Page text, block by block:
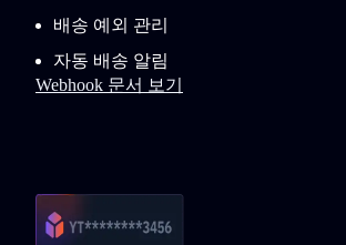
배송 예외 관리
자동 배송 알림
Webhook 문서 보기